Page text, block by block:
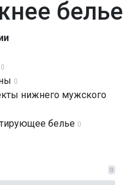
белье
0
0
нижнего мужского
белье 0
0